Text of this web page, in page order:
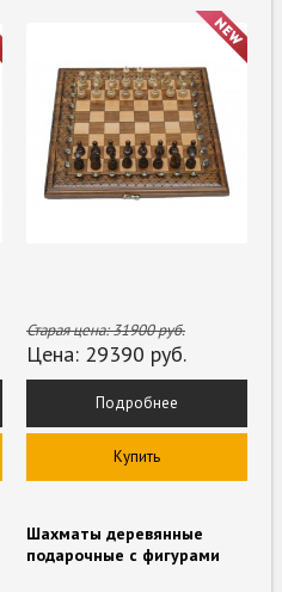
Старая цена:31900руб.
Цена: 29390 руб.
Подробнее
Купить
Шахматы деревянные
подарочные с фигурами